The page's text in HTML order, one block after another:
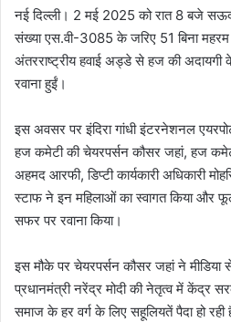
नई दिल्ली। 2 मई 2025 को रात 8 बजे
संख्या एस.वी-3085 के जरिए 51 बिना महरम
अंतरराष्ट्रीय हवाई अड्डे से हज की अदायगी
रवाना हुईं।
इस अवसर पर इंदिरा गांधी इंटरनेशनल
हज कमेटी की चेयरपर्सन कौसर जहां, हज
अहमद आरफी, डिप्टी कार्यकारी अधिकारी
स्टाफ ने इन महिलाओं का स्वागत किया और
सफर पर रवाना किया।
इस मौके पर चेयरपर्सन कौसर जहां ने मीडिया
प्रधानमंत्री नरेंद्र मोदी की नेतृत्व में केंद्र
समाज के हर वर्ग के लिए सहूलियतें पैदा हो रही